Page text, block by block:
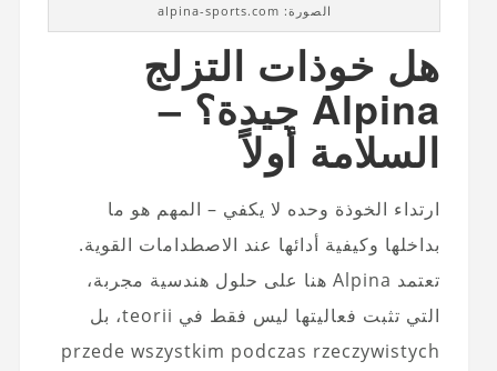
الصورة: alpina-sports.com
هل خوذات التزلج
Alpina جيدة؟ –
السلامة أولاً
ارتداء الخوذة وحده لا يكفي – المهم هو ما
بداخلها وكيفية أدائها عند الاصطدامات القوية.
تعتمد Alpina هنا على حلول هندسية مجربة،
التي تثبت فعاليتها ليس فقط في teorii، بل
przede wszystkim podczas rzeczywistych